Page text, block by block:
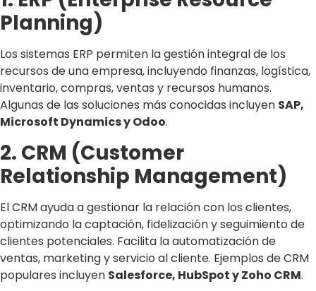
Planning)
Los sistemas ERP permiten la gestión integral de los
recursos de una empresa, incluyendo finanzas, logística,
inventario, compras, ventas y recursos humanos.
Algunas de las soluciones más conocidas incluyen SAP,
Microsoft Dynamics y Odoo.
2. CRM (Customer
Relationship Management)
El CRM ayuda a gestionar la relación con los clientes,
optimizando la captación, fidelización y seguimiento de
clientes potenciales. Facilita la automatización de
ventas, marketing y servicio al cliente. Ejemplos de CRM
populares incluyen Salesforce, HubSpot y Zoho CRM.